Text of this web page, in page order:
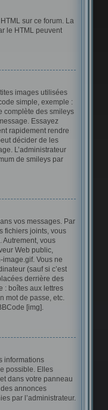
sur ce forum. La
le HTML peuvent
images utilisées
simple, exemple :
complète des smileys
Essayez
rapidement rendre
décider de les
L’administrateur
de smileys par
vos messages. Par
fichiers joints, vous
Autrement, vous
Web public,
image.gif. Vous ne
(sauf si c’est
derrière des
: boîtes aux lettres
mot de passe, etc.
[img].
informations
possible. Elles
dans votre panneau
annonces
par l’administrateur.